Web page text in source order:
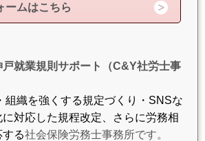
ームはこちら
戸就業規則サポート（C&Y社労士事
組織を強くする規定づくり・SNSな
対応した規程改定、さらに労務相
る社会保険労務士事務所です。